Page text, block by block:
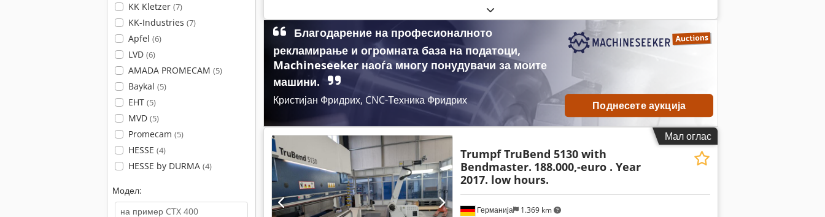
KK Kletzer (7)
KK-Industries (7)
Apfel (6)
LVD (6)
AMADA PROMECAM (5)
Baykal (5)
EHT (5)
MVD (5)
Promecam (5)
HESSE (4)
HESSE by DURMA (4)
Модел:
Благодарение на професионалното
рекламирање и огромната база на податоци,
Machineseeker наоѓа многу понудувачи за моите
машини.
Кристијан Фридрих, CNC-Техника Фридрих Поднесете аукција
Мал оглас
Германија 1.369 km
Trumpf TruBend 5130 with
Bendmaster. 188.000,-euro . Year
2017. low hours.